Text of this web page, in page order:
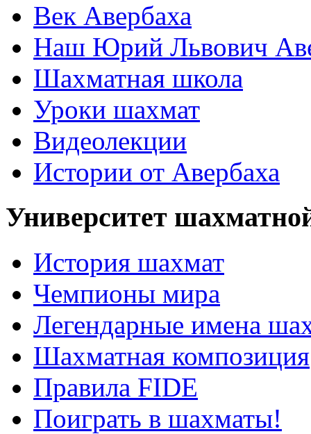
Век Авербаха
Наш Юрий Львович
Шахматная школа
Уроки шахмат
Видеолекции
Истории от Авербаха
Университет
История шахмат
Чемпионы мира
Легендарные имена
Шахматная композиция
Правила FIDE
Поиграть в шахматы!